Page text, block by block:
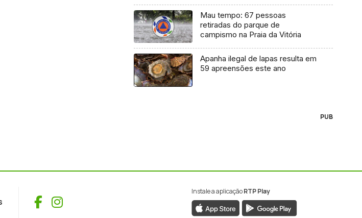
Mau tempo: 67 pessoas
retiradas do parque de
campismo na Praia da Vitória
Apanha ilegal de lapas resulta em
59 apreensões este ano
PUB
Facebook
Instagram
Instale a aplicaçãoRTP Play